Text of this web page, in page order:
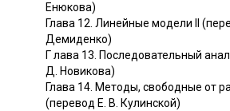
Енюкова)
Глава 12. Линейные модели II
Демиденко)
Г лава 13. Последовательный
Д. Новикова)
Глава 14. Методы, свободные от
(перевод Е. В. Кулинской)